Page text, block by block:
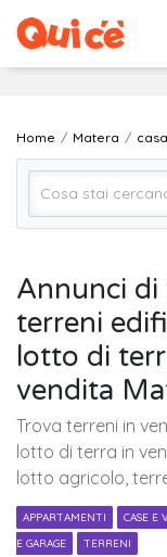
Home Matera
Matera
Annunci di
terreni
lotto di
vendita
Trova terreni in
lotto di terra in
lotto agricolo,
APPARTAMENTI CASE E
E GARAGE
TERRENI